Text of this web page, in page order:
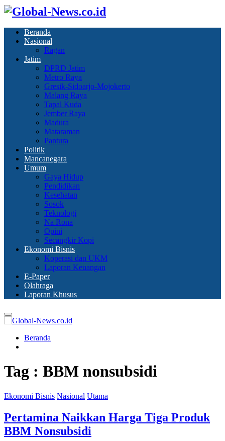
Beranda
Nasional
Ragan
Jatim
DPRD Jatim
Metro Raya
Gresik-Sidoarjo-Mojokerto
Malang Raya
Tapal Kuda
Jember Raya
Madura
Mataraman
Pantura
Politik
Mancanegara
Umum
Gaya Hidup
Pendidikan
Kesehatan
Sosok
Teknologi
Na Rona
Opini
Secangkir Kopi
Ekonomi Bisnis
Koperasi dan UKM
Laporan Keuangan
E-Paper
Olahraga
Laporan Khusus
Primary
Menu
Beranda
Tag : BBM nonsubsidi
Ekonomi Bisnis Nasional Utama
Pertamina Naikkan Harga Tiga Produk
BBM Nonsubsidi